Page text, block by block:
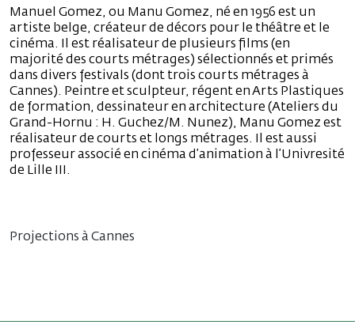
Manuel Gomez, ou Manu Gomez, né en 1956 est un
artiste belge, créateur de décors pour le théâtre et le
cinéma. Il est réalisateur de plusieurs films (en
majorité des courts métrages) sélectionnés et primés
dans divers festivals (dont trois courts métrages à
Cannes). Peintre et sculpteur, régent en Arts Plastiques
de formation, dessinateur en architecture (Ateliers du
Grand-Hornu : H. Guchez/M. Nunez), Manu Gomez est
réalisateur de courts et longs métrages. Il est aussi
professeur associé en cinéma d’animation à l’Univresité
de Lille III.
Projections à Cannes